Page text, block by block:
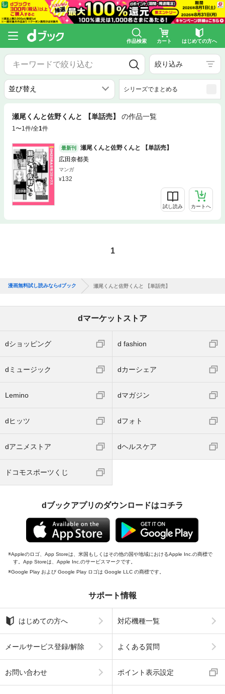
作品検索 カート はじめての方へ
絞り込み
シリーズでまとめる
瀬尾くんと佐野くんと 【単話売】 の作品一覧
1〜1件/全1件
最新刊
瀬尾くんと佐野くんと 【単話売】
広田奈都美
マンガ
132
試し読み カートへ
1
漫画無料試し読みならdブック 瀬尾くんと佐野くんと 【単話売】
dマーケットストア
dショッピング d fashion
dミュージック dカーシェア
Lemino dマガジン
dヒッツ dフォト
dアニメストア dヘルスケア
ドコモスポーツくじ
dブックアプリのダウンロードはコチラ
Appleのロゴ、App Storeは、米国もしくはその他の国や地域におけるApple Inc.の商標で
す。App Storeは、Apple Inc.のサービスマークです。
Google Play および Google Play ロゴは Google LLC の商標です。
サポート情報
はじめての方へ 対応機種一覧
メールサービス登録/解除 よくある質問
お問い合わせ ポイント表示設定